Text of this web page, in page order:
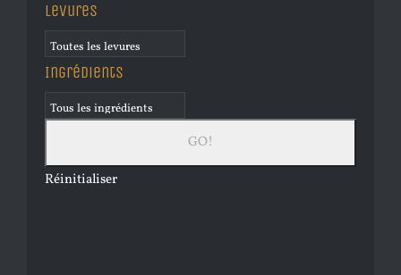
Levures
Ingrédients
Réinitialiser